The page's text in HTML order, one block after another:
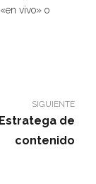
vivo» o
SIGUIENTE
Estratega de
contenido